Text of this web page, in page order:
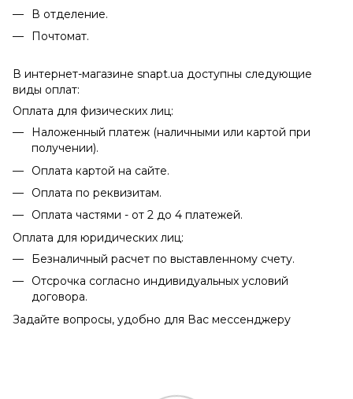
В отделение.
Почтомат.
В интернет-магазине snapt.ua доступны следующие
виды оплат:
Оплата для физических лиц:
Наложенный платеж (наличными или картой при
получении).
Оплата картой на сайте.
Оплата по реквизитам.
Оплата частями - от 2 до 4 платежей.
Оплата для юридических лиц:
Безналичный расчет по выставленному счету.
Отсрочка согласно индивидуальных условий
договора.
Задайте вопросы, удобно для Вас мессенджеру